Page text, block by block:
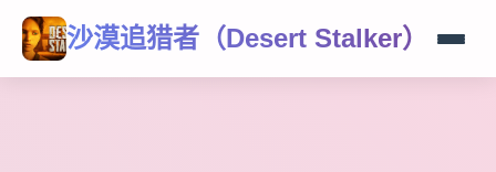
沙漠追猎者（Desert Stalker）